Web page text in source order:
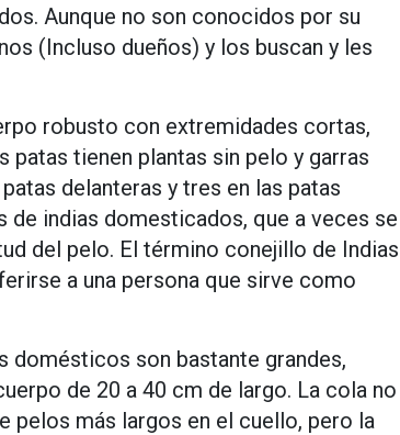
Aunque no son conocidos por su
(Incluso dueños) y los buscan y les
robusto con extremidades cortas,
patas tienen plantas sin pelo y garras
delanteras y tres en las patas
indias domesticados, que a veces se
del pelo. El término conejillo de Indias
a una persona que sirve como
domésticos son bastante grandes,
de 20 a 40 cm de largo. La cola no
pelos más largos en el cuello, pero la